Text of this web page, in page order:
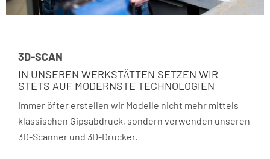
DIE NEUE CAMAFO®-GELENKORTHESE
MEHR STABILITÄT OHNE
BEWEGUNGSEINSCHRÄNKUNG
Wir sind zertifizierter camafo® Partner für die Regionen
Oldenburg, Cloppenburg, Delmenhorst, Vechta, Diepholz und
Osnabrück